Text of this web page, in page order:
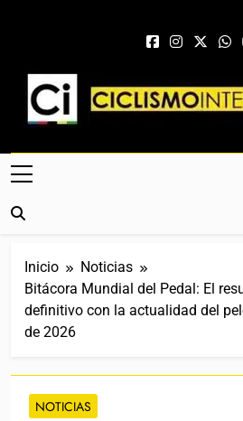
Ciclismo
Web Dedicada Al Ciclismo
Crónicas, Previas Y Más. La Web
Inicio
Noticias
Bitácora Mundial del Pedal: El
definitivo con la actualidad del
de 2026
NOTICIAS